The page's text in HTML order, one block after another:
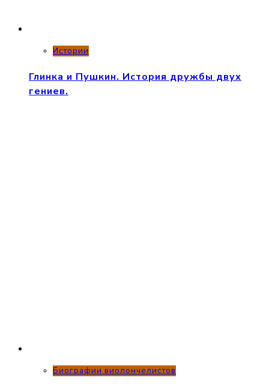
Истории
Глинка и Пушкин. История дружбы двух
гениев.
Биографии виолончелистов